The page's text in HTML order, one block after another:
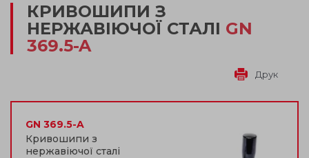
КРИВОШИПИ З
НЕРЖАВІЮЧОЇ СТАЛІ GN
369.5-A
Друк
GN 369.5-A
Кривошипи з
нержавіючої сталі